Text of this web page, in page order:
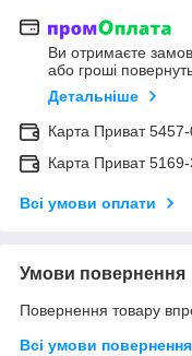
Ви отримаєте
або гроші
Детальніше
Карта Приват
Карта Приват
Всі умови оплати
Умови повернення
Повернення товару
Всі умови повернення